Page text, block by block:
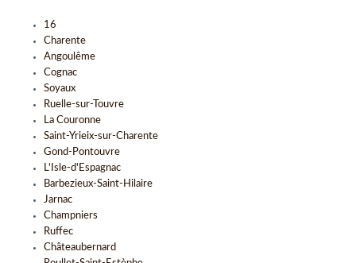
16
Charente
Angoulême
Cognac
Soyaux
Ruelle-sur-Touvre
La Couronne
Saint-Yrieix-sur-Charente
Gond-Pontouvre
L'Isle-d'Espagnac
Barbezieux-Saint-Hilaire
Jarnac
Champniers
Ruffec
Châteaubernard